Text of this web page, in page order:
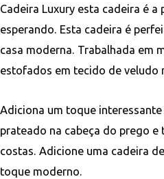
Cadeira Luxury esta cadeira é a
esperando. Esta cadeira é
casa moderna. Trabalhada em
estofados em tecido de veludo
Adiciona um toque
prateado na cabeça do prego e
costas. Adicione uma cadeira
toque moderno.